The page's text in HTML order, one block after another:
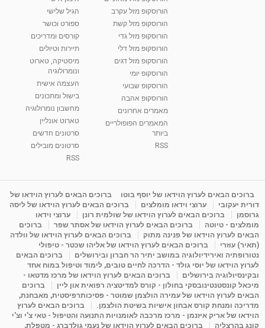
01:37
יוסי שר - מתמחה בשיטת אלכסנדר וטאי צ'י
2,734 צפיות
01:46
רנה רז-גילו -טיפול אנרגטי ויעוץ רוחני - נומרולוגית
2,309 צפיות
05:37
סודות בתאריך הלידה, משמעות חודש הלידה -
ינואר זינה ליבשיץ נומרולוגית
ליסה גרוסמן - המרכז לאימון התנהגותי - קשב
09:12
מדיטציה בדמיון מודרך - היכרות עם האני הפנימי
מאת admin 11 שנים 3,644 צפיות
פנינה מתוק - מרכז "נתיב הלב" בהרצליה-
מדיטציה-התחדשות
Shahar-vod
הורוסקופ מזל עקרב
הורוסקופ מזל קשת
הורוסקופ מזל גדי
הורוסקופ מזל דלי
הורוסקופ מזל דגים
הורוסקופ יומי
הורוסקופ שבועי
הורוסקופ אהבה
מאמרים אחרונים
המאמרים הפופולריים
ביותר
RSS
הגיל שלישי
ספורט וכושר
קורסים ומדריכים
תיירות וטיולים
מיסטיקה, טארוט
ונומרולוגיה
העצמה אישית
בישול ומתכונים
מחשבון נומרולוגיה
טארוט אונליין
סרטונים חדשים
סרטונים מובילים
RSS
ברוכים הבאים לערוץ הוידאו של יוסף בוטו
ברוכים הבאים לערוץ הוידאו של
דורית יעקובי
ערוצי וידאו מומלצים
ברוכים הבאים לערוץ הוידאו של ליסה
גרוסמן
ברוכים הבאים לערוץ הוידאו של שולמית רונן
ערוצי וידאו
מומלצים - טיוטה
ברוכים הבאים לערוץ הוידאו של אסתר שפר
ברוכים
הבאים לערוץ הוידאו של פנינה מתוק
ברוכים הבאים לערוץ הוידאו של וולדה
(תאיר) עוזרי
ברוכים הבאים לערוץ הוידאו של אליהו שכטר - טיפולי
נטורופתיה ואירידיולוגיה במושב יתיר הר חברון ובירושלים
ברוכים הבאים
לערוץ הוידאו של יוסי גולד - הדרכה לחיים טובים, לימוד וטיפול במוח אחד
ובקינסיולוגיה בירושלים
ברוכים הבאים לערוץ הוידאו של מרכז מדטאו -
מיכאל קונסטנטינובסקי בחולון - קורס למדיטציה רפואית און ליין
ברוכים
הבאים לערוץ הוידאו של עמירה הולצמן שמוטר - פסיכותרפיסטית, מאבחנת,
מדריכה ומנחת קורס אבחון אישיות בשיטת הולצמן.
ברוכים הבאים לערוץ
הוידאו של אריק איזנמן - מרכז מרכבה לאומנויות התנועה והטיפול - טאי צ'י וצ'י
קונג בהרצליה
ברוכים הבאים לערוץ הוידאו של נעמי גולדברג - מטפלת,